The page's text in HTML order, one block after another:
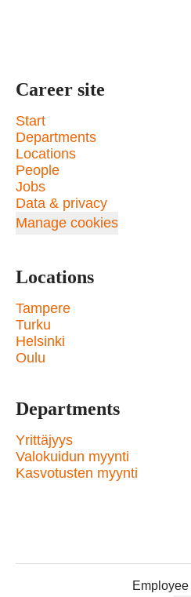
Career site
Start
Departments
Locations
People
Jobs
Data & privacy
Manage cookies
Locations
Tampere
Turku
Helsinki
Oulu
Departments
Yrittäjyys
Valokuidun myynti
Kasvotusten myynti